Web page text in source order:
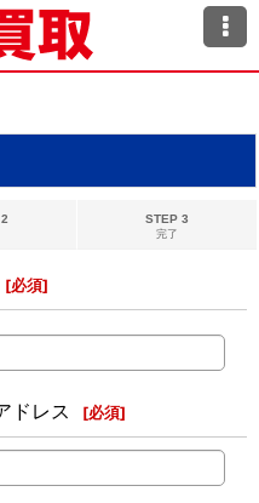
STEP 3
完了
[必須]
ドレス [必須]